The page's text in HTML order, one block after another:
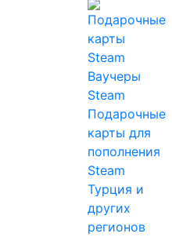
Ваучеры
Steam
Подарочные
карты для
пополнения
Steam
Турция и
других
регионов
кислотного
из первых
Subnautica 2. Этот
созданияпростого
которого не
здесь –
именно он
чертежам, включая
резонатор.
Хорошая новость в
Районом не